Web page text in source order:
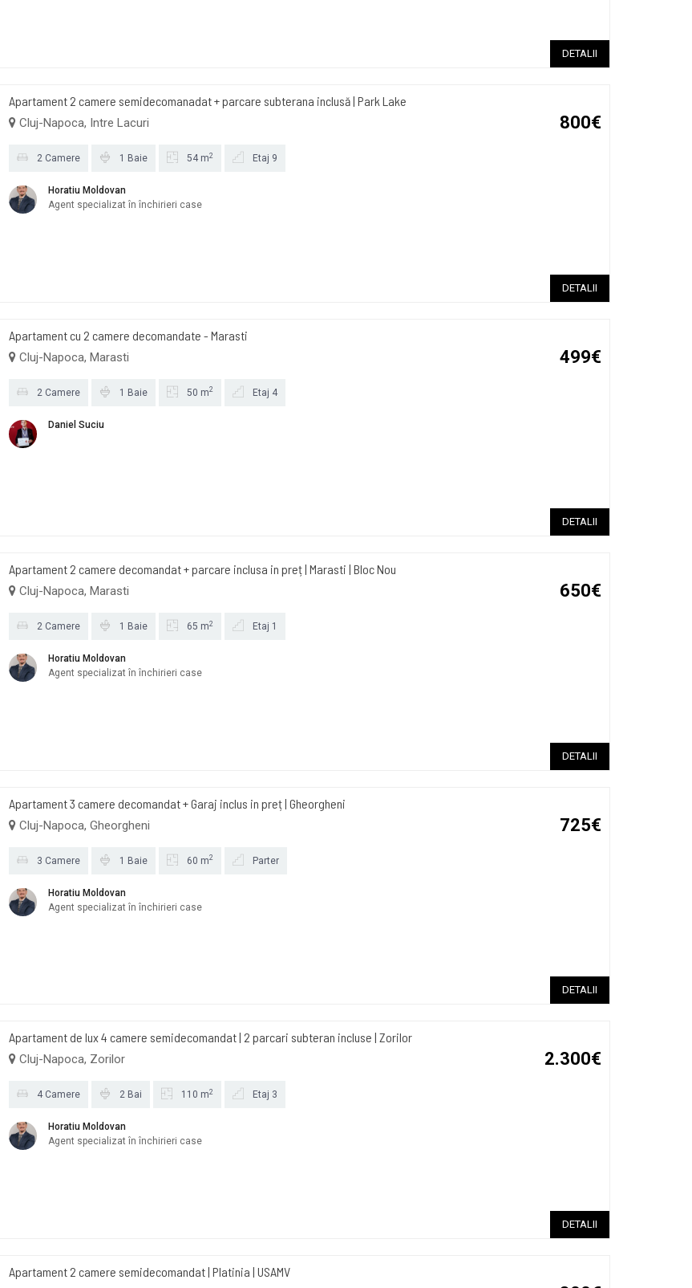
DETALII
Apartament 2 camere semidecomanadat + parcare subterana inclusă | Park Lake
800€
Cluj-Napoca, Intre Lacuri
2 Camere 1 Baie 54 m2 Etaj 9
Horatiu Moldovan
Agent specializat în închirieri case
DETALII
Apartament cu 2 camere decomandate - Marasti
499€
Cluj-Napoca, Marasti
2 Camere 1 Baie 50 m2 Etaj 4
Daniel Suciu
DETALII
Apartament 2 camere decomandat + parcare inclusa in preț | Marasti | Bloc Nou
650€
Cluj-Napoca, Marasti
2 Camere 1 Baie 65 m2 Etaj 1
Horatiu Moldovan
Agent specializat în închirieri case
DETALII
Apartament 3 camere decomandat + Garaj inclus in preț | Gheorgheni
725€
Cluj-Napoca, Gheorgheni
3 Camere 1 Baie 60 m2 Parter
Horatiu Moldovan
Agent specializat în închirieri case
DETALII
Apartament de lux 4 camere semidecomandat | 2 parcari subteran incluse | Zorilor
2.300€
Cluj-Napoca, Zorilor
4 Camere 2 Bai 110 m2 Etaj 3
Horatiu Moldovan
Agent specializat în închirieri case
DETALII
Apartament 2 camere semidecomandat | Platinia | USAMV